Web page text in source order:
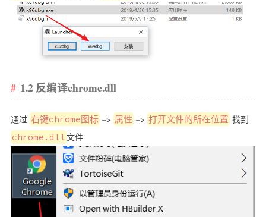
1.2 反编译chrome.dll
通过 右键chrome图标 –> 属性 –> 打开文件的所在位置 找到
chrome.dll文件